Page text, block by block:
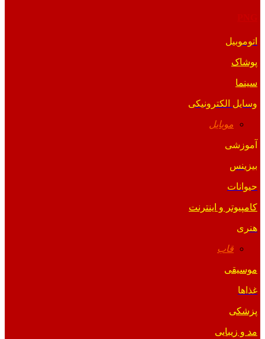
اتوموبیل
پوشاک
سینما
وسایل الکترونیکی
موبایل
آموزشی
بیزینس
حیوانات
کامپیوتر و اینترنت
هنری
قاب
موسیقی
غذاها
پزشکی
مد و زیبایی